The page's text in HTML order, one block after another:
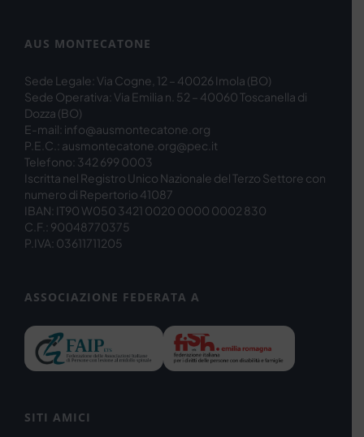
AUS MONTECATONE
Sede Legale: Via Cogne, 12 – 40026 Imola (BO)
Sede Operativa: Via Emilia n. 52 – 40060 Toscanella di
Dozza (BO)
E-mail: info@ausmontecatone.org
P.E.C.: ausmontecatone.org@pec.it
Telefono: 342 699 0003
Iscritta nel Registro Unico Nazionale del Terzo Settore con
numero di Repertorio 41087
IBAN: IT90 W050 3421 0020 0000 0002 830
C.F.: 90048770375
P.IVA: 03611711205
ASSOCIAZIONE FEDERATA A
SITI AMICI